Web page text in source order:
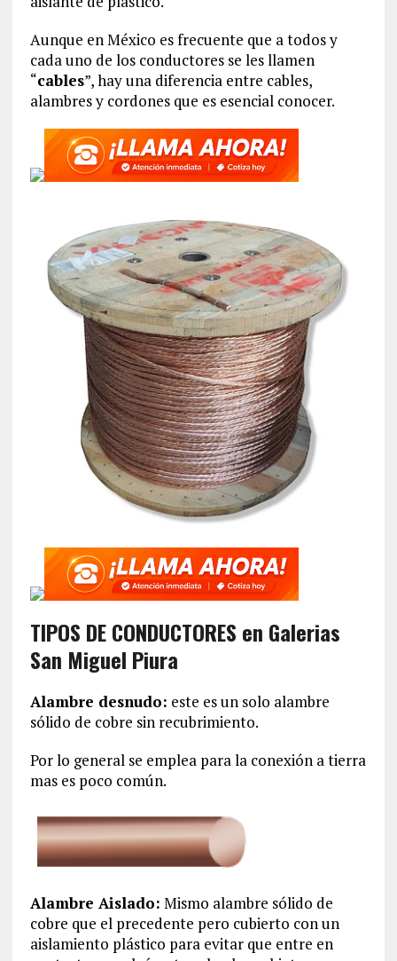
Aunque en México es frecuente que a todos y
cada uno de los conductores se les llamen
“cables”, hay una diferencia entre cables,
alambres y cordones que es esencial conocer.
TIPOS DE CONDUCTORES en Galerias
San Miguel Piura
Alambre desnudo: este es un solo alambre
sólido de cobre sin recubrimiento.
Por lo general se emplea para la conexión a tierra
mas es poco común.
Alambre Aislado: Mismo alambre sólido de
cobre que el precedente pero cubierto con un
aislamiento plástico para evitar que entre en